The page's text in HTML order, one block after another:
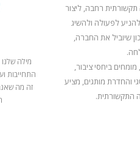
מילה
התחייבות
זה מה
רחבה, ליצור
לפעולה ולהשיג
שיוביל את החברה,
ביחסי ציבור,
והחדרת מותגים, מציע
התקשורתית.